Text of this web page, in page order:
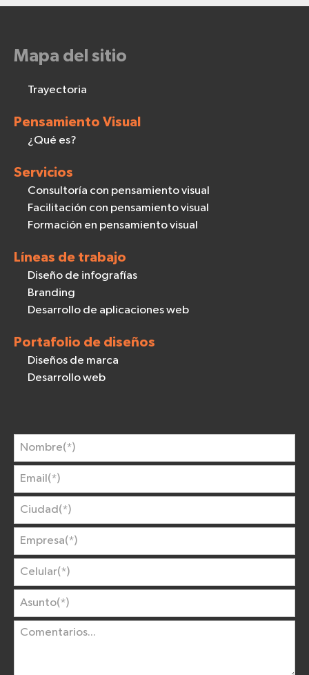
Mapa del sitio
Trayectoria
Pensamiento Visual
¿Qué es?
Servicios
Consultoría con pensamiento visual
Facilitación con pensamiento visual
Formación en pensamiento visual
Líneas de trabajo
Diseño de infografías
Branding
Desarrollo de aplicaciones web
Portafolio de diseños
Diseños de marca
Desarrollo web